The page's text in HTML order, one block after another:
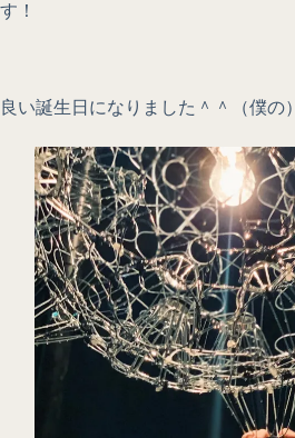
す！
良い誕生日になりました＾＾（僕の）